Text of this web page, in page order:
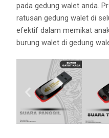
pada gedung walet anda.
ratusan gedung walet di
efektif dalam memikat
burung walet di gedung